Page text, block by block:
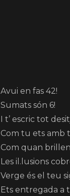
Avui en fas 42!
Sumats són 6!
I t’ escric tot
Com tu ets amb
Com quan
Les il.lusions
Verge és el teu
Ets entregada a